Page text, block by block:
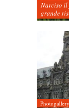
Narciso il
grande
Photogallery